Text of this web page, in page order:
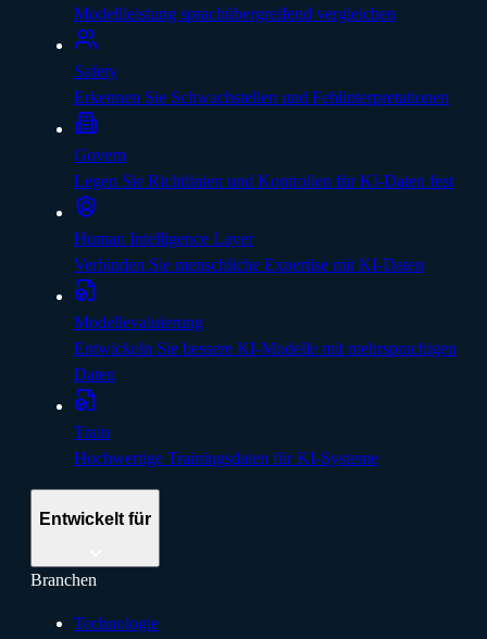
Modellleistung sprachübergreifend vergleichen
Safety
Erkennen Sie Schwachstellen und Fehlinterpretationen
Govern
Legen Sie Richtlinien und Kontrollen für KI-Daten fest
Human Intelligence Layer
Verbinden Sie menschliche Expertise mit KI-Daten
Modellevaluierung
Entwickeln Sie bessere KI-Modelle mit mehrsprachigen
Daten
Train
Hochwertige Trainingsdaten für KI-Systeme
Entwickelt für
Branchen
Technologie